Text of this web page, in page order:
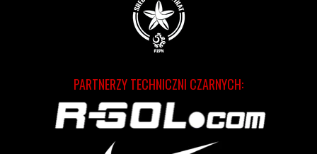
PARTNERZY TECHNICZNI CZARNYCH: